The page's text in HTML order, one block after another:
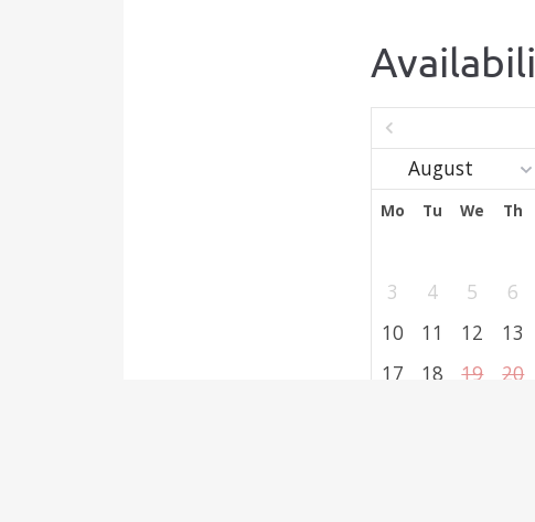
Mo Tu We Th
3
4 5 6
10
11 12 13
17
18 19 20